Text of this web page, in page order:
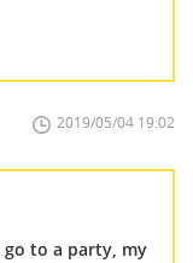
2019/05/04 19:02
to a party, my